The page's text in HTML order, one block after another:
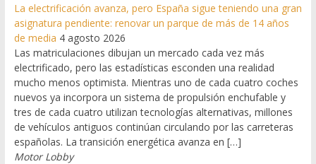
La electrificación avanza, pero España sigue teniendo una gran
asignatura pendiente: renovar un parque de más de 14 años
de media 4 agosto 2026
Las matriculaciones dibujan un mercado cada vez más
electrificado, pero las estadísticas esconden una realidad
mucho menos optimista. Mientras uno de cada cuatro coches
nuevos ya incorpora un sistema de propulsión enchufable y
tres de cada cuatro utilizan tecnologías alternativas, millones
de vehículos antiguos continúan circulando por las carreteras
españolas. La transición energética avanza en […]
Motor Lobby